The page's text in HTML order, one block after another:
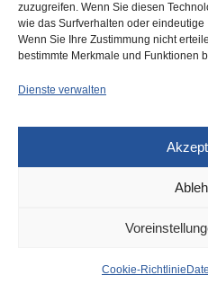
zuzugreifen. Wenn Sie diesen
wie das Surfverhalten oder
Wenn Sie Ihre Zustimmung nicht
bestimmte Merkmale und Funktionen
Dienste verwalten
Cookie-Richtlinie
Michael Wollny
in der Tonhalle:
Michael Wollny ist der